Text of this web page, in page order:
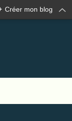
Créer mon blog